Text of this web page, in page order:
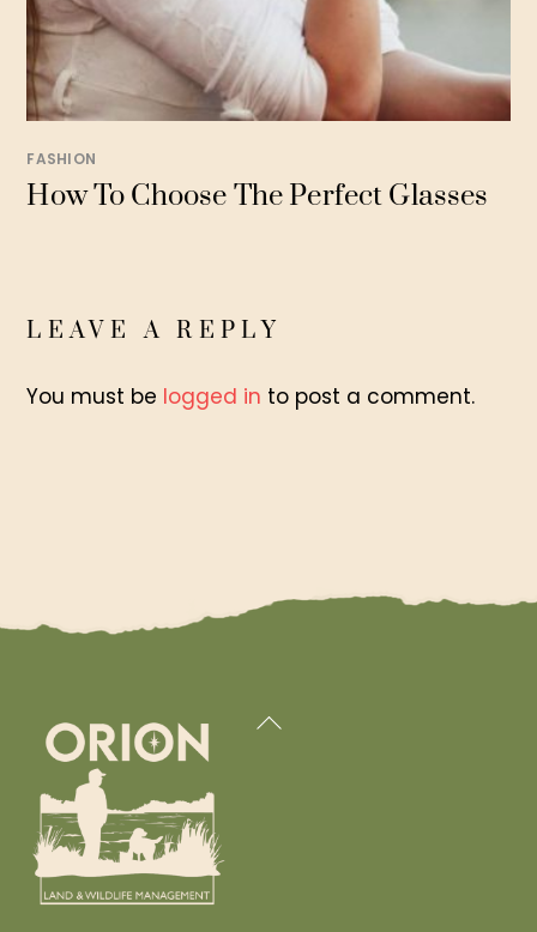
FASHION
How To Choose The Perfect Glasses
LEAVE A REPLY
You must be logged in to post a comment.
Back